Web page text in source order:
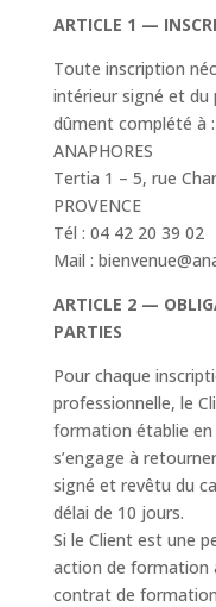
ARTICLE 1 —
Toute inscription
intérieur signé et du
dûment complété à :
ANAPHORES
Tertia 1 – 5, rue
PROVENCE
Tél : 04 42 20 39 02
Mail :
ARTICLE 2 —
PARTIES
Pour chaque
professionnelle, le
formation établie
s’engage à
signé et revêtu du
délai de 10 jours.
Si le Client est une
action de formation
contrat de